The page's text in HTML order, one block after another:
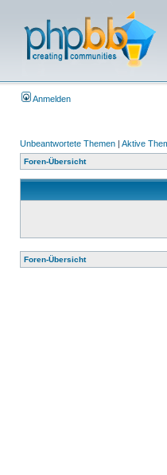
Anmelden
Unbeantwortete Themen | Aktive
Foren-Übersicht
Foren-Übersicht